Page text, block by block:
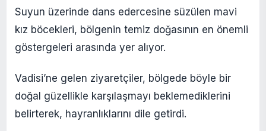
Suyun üzerinde dans edercesine süzülen mavi
kız böcekleri, bölgenin temiz doğasının en önemli
göstergeleri arasında yer alıyor.
Vadisi’ne gelen ziyaretçiler, bölgede böyle bir
doğal güzellikle karşılaşmayı beklemediklerini
belirterek, hayranlıklarını dile getirdi.